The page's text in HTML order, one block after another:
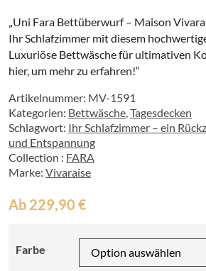
„Uni Fara Bettüberwurf – Maison
Ihr Schlafzimmer mit diesem
Luxuriöse Bettwäsche für ultimativen
hier, um mehr zu erfahren!“
Artikelnummer: MV-1591
Kategorien: Bettwäsche,Tagesdecken
Schlagwort: Ihr Schlafzimmer – ein
und Entspannung
Collection : FARA
Marke: Vivaraise
Ab 229,90 €
Farbe